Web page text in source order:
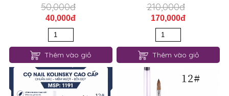
50,000đ
40,000đ
Thêm vào giỏ
210,000đ
170,000đ
Thêm vào giỏ